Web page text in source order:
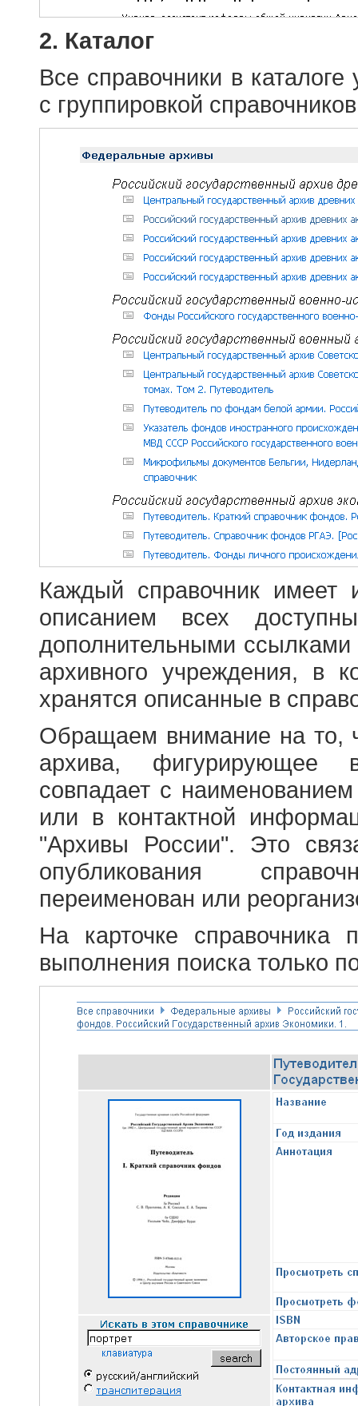
2. Каталог
Все справочники в
с группировкой
Каждый справочник имеет
описанием всех
дополнительными
архивного учреждения, в
хранятся описанные в
Обращаем внимание на то,
архива, фигурирующее
совпадает с
или в контактной
"Архивы России". Это
опубликования
переименован или
На карточке справочника
выполнения поиска только